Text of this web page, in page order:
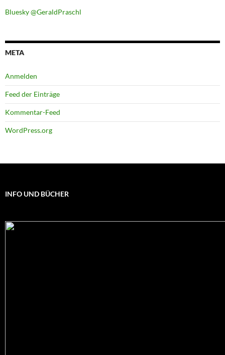
Bluesky @GeraldPraschl
META
Anmelden
Feed der Einträge
Kommentar-Feed
WordPress.org
INFO UND BÜCHER